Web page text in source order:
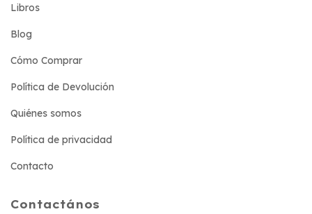
Libros
Blog
Cómo Comprar
Política de Devolución
Quiénes somos
Política de privacidad
Contacto
Contactános